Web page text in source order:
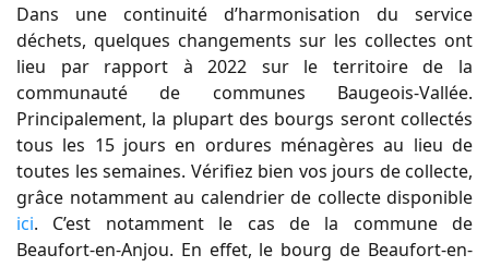
Dans une continuité d’harmonisation du service
déchets, quelques changements sur les collectes ont
lieu par rapport à 2022 sur le territoire de la
communauté de communes Baugeois-Vallée.
Principalement, la plupart des bourgs seront collectés
tous les 15 jours en ordures ménagères au lieu de
toutes les semaines. Vérifiez bien vos jours de collecte,
grâce notamment au calendrier de collecte disponible
ici. C’est notamment le cas de la commune de
Beaufort-en-Anjou. En effet, le bourg de Beaufort-en-